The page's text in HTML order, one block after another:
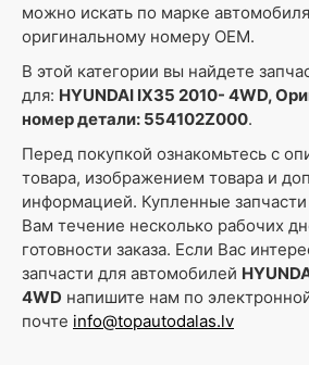
можно искать по марке
оригинальному номеру OEM.
В этой категории вы найдете
для: HYUNDAI IX35 2010- 4WD,
номер детали: 554102Z000.
Перед покупкой ознакомьтесь с
товара, изображением товара и
информацией. Купленные
Вам течение несколько рабочих
готовности заказа. Если Вас
запчасти для автомобилей
4WD напишите нам по
почте info@topautodalas.lv